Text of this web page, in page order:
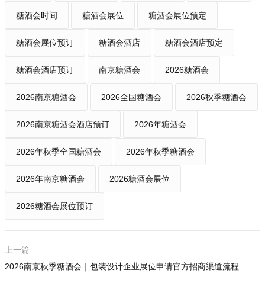
糖酒会时间 糖酒会展位 糖酒会展位预定
糖酒会展位预订 糖酒会酒店 糖酒会酒店预定
糖酒会酒店预订 南京糖酒会 2026糖酒会
2026南京糖酒会 2026全国糖酒会 2026秋季糖酒会
2026南京糖酒会酒店预订 2026年糖酒会
2026年秋季全国糖酒会 2026年秋季糖酒会
2026年南京糖酒会 2026糖酒会展位
2026糖酒会展位预订
上一篇
2026南京秋季糖酒会｜包装设计企业展位申请官方招商渠道流程